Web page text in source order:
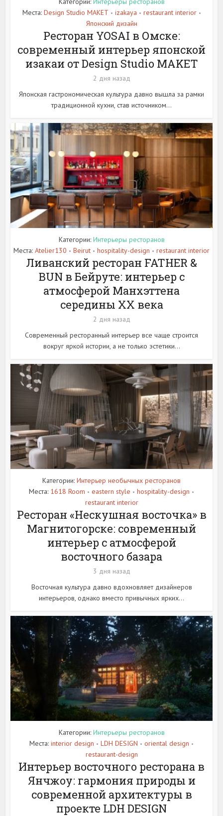
Места: Design Studio MAKET • izakaya • restaurant interior •
Японский дизайн
Ресторан YOSAI в Омске:
современный интерьер японской
изакаи от Design Studio MAKET
2 дня назад
Японская гастрономическая культура давно вышла за рамки
традиционной кухни, став источником...
Категории: Интерьеры ресторанов
Места: Atelier130 • Beirut • hospitality-design • restaurant interior
Ливанский ресторан FATHER &
BUN в Бейруте: интерьер с
атмосферой Манхэттена
середины XX века
2 дня назад
Современный ресторанный интерьер все чаще строится
вокруг яркой истории, а не только эстетики...
Категории: Интерьер необычных ресторанов
Места: 1618 Room • eastern style • hospitality-design •
restaurant interior
Ресторан «Нескушная восточка» в
Магнитогорске: современный
интерьер с атмосферой
восточного базара
3 дня назад
Восточная культура давно вдохновляет дизайнеров
интерьеров, однако вместо привычных ярких...
Категории: Интерьеры ресторанов
Места: interior design • LDH DESIGN • oriental design •
restaurant-design
Интерьер восточного ресторана в
Янчжоу: гармония природы и
современной архитектуры в
проекте LDH DESIGN